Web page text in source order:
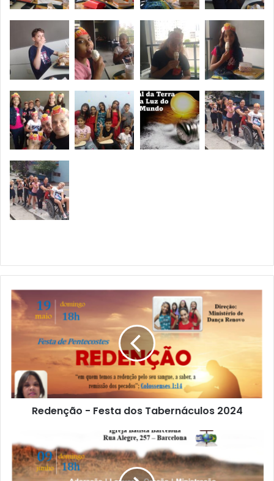
Redenção - Festa dos Tabernáculos 2024